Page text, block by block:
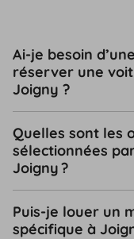
Ai-je besoin
réserver une
Joigny ?
Quelles sont les
sélectionnées
Joigny ?
Puis-je louer un
spécifique à